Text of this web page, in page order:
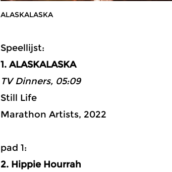
ALASKALASKA
Speellijst:
1. ALASKALASKA
TV Dinners, 05:09
Still Life
Marathon Artists, 2022
pad 1:
2. Hippie Hourrah